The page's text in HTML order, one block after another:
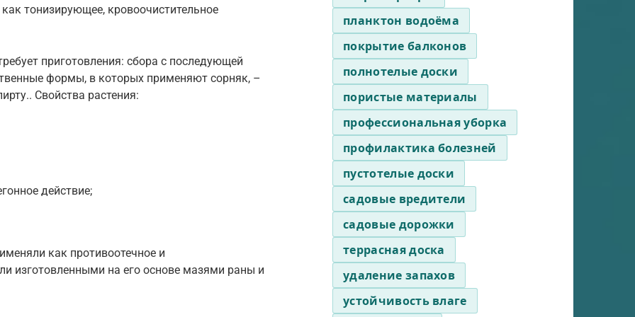
тонизирующее, кровоочистительное
приготовления: сбора с последующей
формы, в которых применяют сорняк, –
Свойства растения:
действие;
как противоотечное и
изготовленными на его основе мазями раны и
планктон водоёма
покрытие балконов
полнотелые доски
пористые материалы
профессиональная уборка
профилактика болезней
пустотелые доски
садовые вредители
садовые дорожки
террасная доска
удаление запахов
устойчивость влаге